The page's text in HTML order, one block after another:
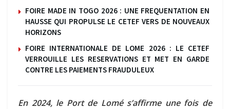
FOIRE MADE IN TOGO 2026 : UNE FREQUENTATION EN
HAUSSE QUI PROPULSE LE CETEF VERS DE NOUVEAUX
HORIZONS
FOIRE INTERNATIONALE DE LOME 2026 : LE CETEF
VERROUILLE LES RESERVATIONS ET MET EN GARDE
CONTRE LES PAIEMENTS FRAUDULEUX
En 2024, le Port de Lomé s’affirme une fois de